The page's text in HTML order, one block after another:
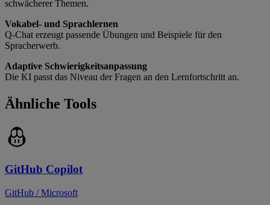
schwächerer Themen.
Vokabel- und Sprachlernen
Q-Chat erzeugt passende Übungen und Beispiele für den
Spracherwerb.
Adaptive Schwierigkeitsanpassung
Die KI passt das Niveau der Fragen an den Lernfortschritt an.
Ähnliche Tools
GitHub Copilot
GitHub / Microsoft